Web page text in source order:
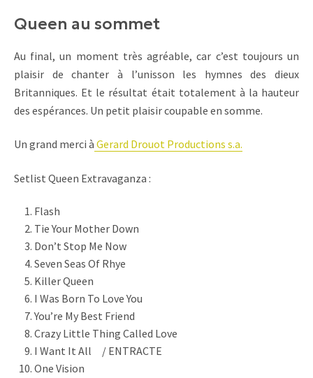
Queen au sommet
Au final, un moment très agréable, car c’est toujours un
plaisir de chanter à l’unisson les hymnes des dieux
Britanniques. Et le résultat était totalement à la hauteur
des espérances. Un petit plaisir coupable en somme.
Un grand merci à Gerard Drouot Productions s.a.
Setlist Queen Extravaganza :
Flash
Tie Your Mother Down
Don’t Stop Me Now
Seven Seas Of Rhye
Killer Queen
I Was Born To Love You
You’re My Best Friend
Crazy Little Thing Called Love
I Want It All / ENTRACTE
One Vision